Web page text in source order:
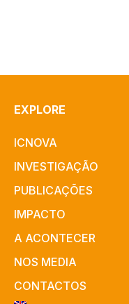
EXPLORE
ICNOVA
INVESTIGAÇÃO
PUBLICAÇÕES
IMPACTO
A ACONTECER
NOS MEDIA
CONTACTOS